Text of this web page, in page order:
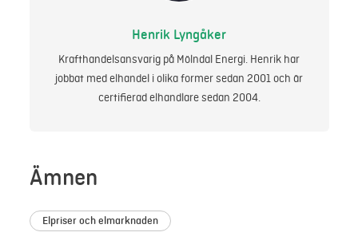
Henrik Lyngåker
Krafthandelsansvarig på Mölndal Energi. Henrik har
jobbat med elhandel i olika former sedan 2001 och är
certifierad elhandlare sedan 2004.
Ämnen
Elpriser och elmarknaden